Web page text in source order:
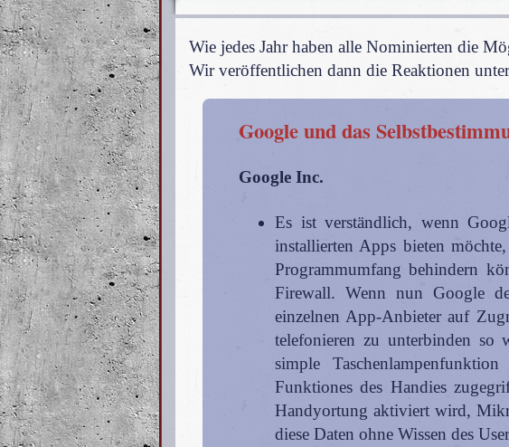
Wie jedes Jahr haben alle Nominierten die
Wir veröffentlichen dann die Reaktionen
Google und das
Google Inc.
Es ist verständlich, wenn
installierten Apps bieten
Programmumfang behindern
Firewall. Wenn nun Google
einzelnen App-Anbieter auf
telefonieren zu unterbinden
simple
Funktiones des Handies
Handyortung aktiviert wird,
diese Daten ohne Wissen des